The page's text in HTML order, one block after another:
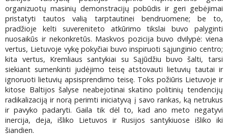
organizuotų masinių demonstracijų pobūdis ir geri gebėjimai
pristatyti tautos valią tarptautinei bendruomene; be to,
pradžioje kelti suvereniteto atkūrimo tikslai buvo palyginti
nuosaikūs ir nekonkretūs. Maskvos pozicija buvo dvilypė: viena
vertus, Lietuvoje vykę pokyčiai buvo inspiruoti sąjunginio centro;
kita vertus, Kremliaus santykiai su Sąjūdžiu buvo šalti, tarsi
siekiant sumenkinti judėjimo teisę atstovauti lietuvių tautai ir
ignoruoti lietuvių apsisprendimo teisę. Toks požiūris Lietuvoje ir
kitose Baltijos šalyse neabejotinai skatino politinių tendencijų
radikalizaciją ir norą perimti iniciatyvą į savo rankas, ką netrukus
ir pavyko padaryti. Gaila tik dėl to, kad ano meto negatyvi
inercija, deja, išliko Lietuvos ir Rusijos santykiuose išliko iki
šiandien.